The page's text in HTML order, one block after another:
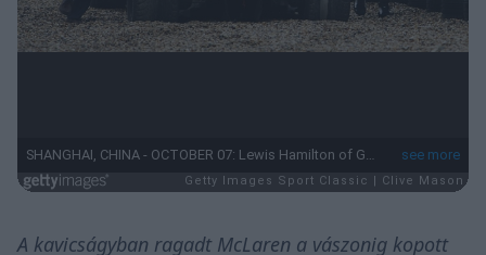
A kavicságyban ragadt McLaren a vászonig kopott